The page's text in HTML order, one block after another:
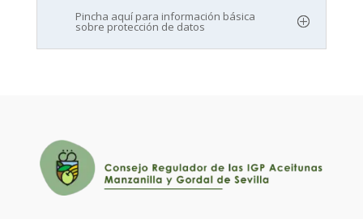
Pincha aquí para información básica
sobre protección de datos